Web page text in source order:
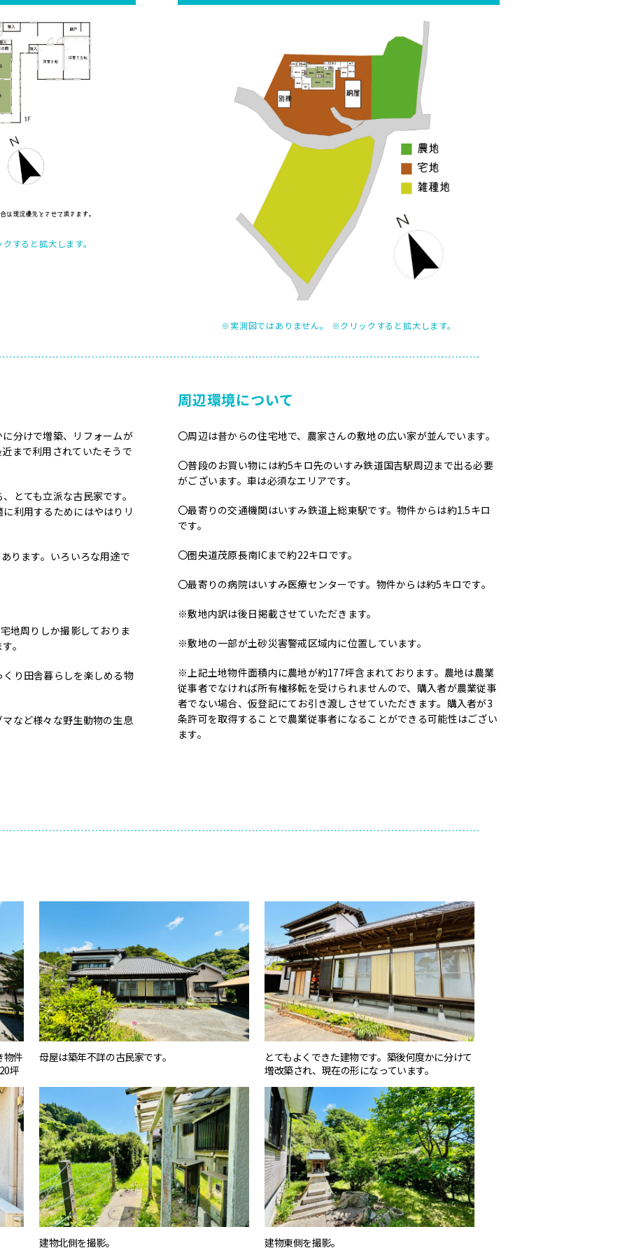
すると拡大します。
※実測図ではありません。 ※クリックすると拡大します。
分けで増築、リフォームが
まで利用されていたそうで
とても立派な古民家です。
利用するためにはやはりリ
ります。いろいろな用途で
地周りしか撮影しておりま
。
り田舎暮らしを楽しめる物
など様々な野生動物の生息
周辺環境について
〇周辺は昔からの住宅地で、農家さんの敷地の広い家が並んでいます。
〇普段のお買い物には約5キロ先のいすみ鉄道国吉駅周辺まで出る必要
がございます。車は必須なエリアです。
〇最寄りの交通機関はいすみ鉄道上総東駅です。物件からは約1.5キロ
です。
〇圏央道茂原長南ICまで約22キロです。
〇最寄りの病院はいすみ医療センターです。物件からは約5キロです。
※敷地内訳は後日掲載させていただきます。
※敷地の一部が土砂災害警戒区域内に位置しています。
※上記土地物件面積内に農地が約177坪含まれております。農地は農業
従事者でなければ所有権移転を受けられませんので、購入者が農業従事
者でない場合、仮登記にてお引き渡しさせていただきます。購入者が3
条許可を取得することで農業従事者になることができる可能性はござい
ます。
物件
坪
母屋は築年不詳の古民家です。
とてもよくできた建物です。築後何度かに分けて
増改築され、現在の形になっています。
建物北側を撮影。 建物東側を撮影。